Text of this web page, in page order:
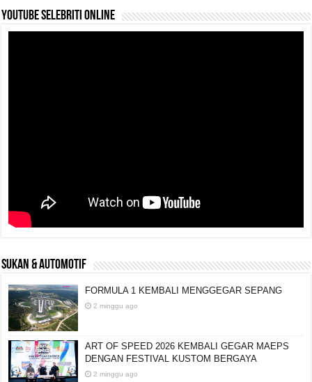
YouTube selebriti online
SUKAN & AUTOMOTIF
FORMULA 1 KEMBALI MENGGEGAR SEPANG
2 minggu ago
ART OF SPEED 2026 KEMBALI GEGAR MAEPS
DENGAN FESTIVAL KUSTOM BERGAYA
2 minggu ago